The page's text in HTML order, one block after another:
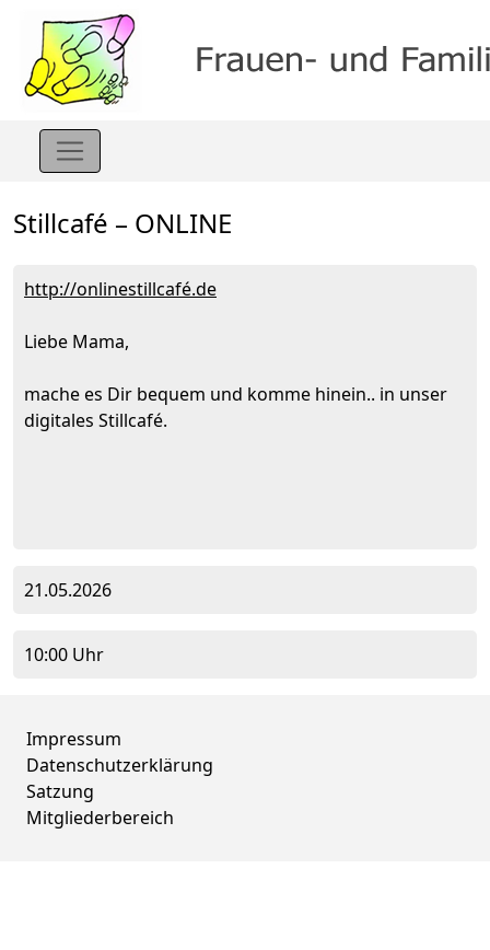
Stillcafé – ONLINE
http://onlinestillcafé.de
Liebe Mama,
mache es Dir bequem und komme hinein.. in unser
digitales Stillcafé.
21.05.2026
10:00 Uhr
Impressum
Datenschutzerklärung
Satzung
Mitgliederbereich